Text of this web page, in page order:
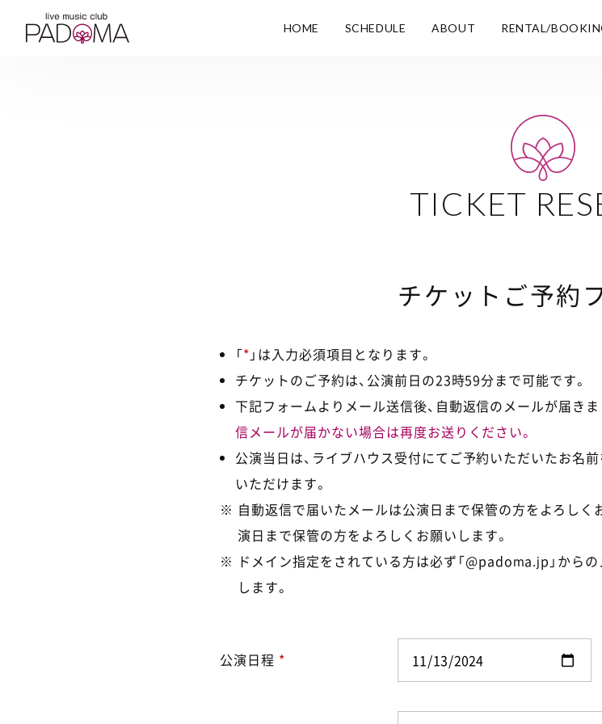
HOME SCHEDULE ABOUT RENTAL/
TICKET
チケットご予約
「* 」は入力必須項目となります。
チケットのご予約は、公演前日の23時59分まで可能です。
下記フォームよりメール送信後、自動返信のメールが届き
信メールが届かない場合は再度お送りください。
公演当日は、ライブハウス受付にてご予約いただいたお名
いただけます。
自動返信で届いたメールは公演日まで保管の方をよろし
演日まで保管の方をよろしくお願いします。
ドメイン指定をされている方は必ず「@padoma.jp」から
します。
公演日程 *